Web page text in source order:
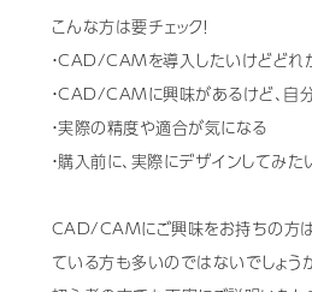
耳鼻科用X線製品
Showroom 営業所・ショールーム
Company 会社情報
こんな方は要チェック！
・CAD/CAMを導入したいけどどれ
・CAD/CAMに興味があるけど、自
・実際の精度や適合が気になる
・購入前に、実際にデザインしてみた
CAD/CAMにご興味をお持ちの方は
ている方も多いのではないでしょう